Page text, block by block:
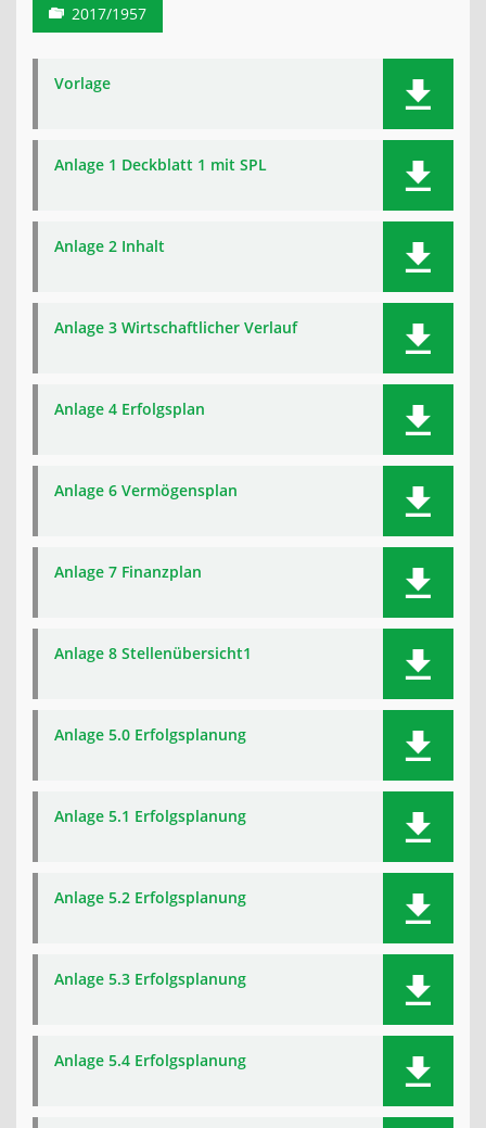
2017/1957
Vorlage
Anlage 1 Deckblatt 1 mit SPL
Anlage 2 Inhalt
Anlage 3 Wirtschaftlicher Verlauf
Anlage 4 Erfolgsplan
Anlage 6 Vermögensplan
Anlage 7 Finanzplan
Anlage 8 Stellenübersicht1
Anlage 5.0 Erfolgsplanung
Anlage 5.1 Erfolgsplanung
Anlage 5.2 Erfolgsplanung
Anlage 5.3 Erfolgsplanung
Anlage 5.4 Erfolgsplanung